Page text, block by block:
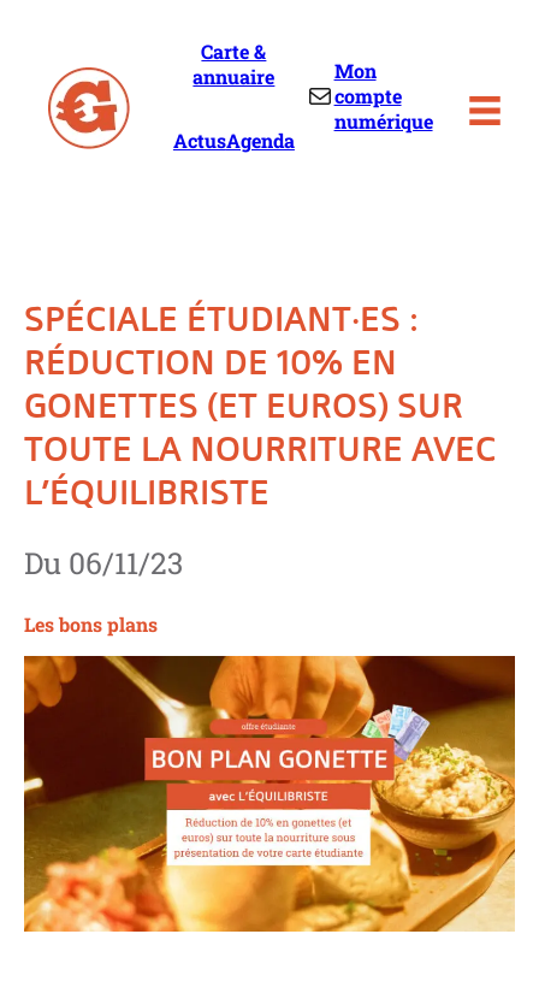
Carte &
annuaire
ActusAgenda
Mail
Mon
compte
numérique
SPÉCIALE ÉTUDIANT·ES :
RÉDUCTION DE 10% EN
GONETTES (ET EUROS) SUR
TOUTE LA NOURRITURE AVEC
L’ÉQUILIBRISTE
Du 06/11/23
Les bons plans